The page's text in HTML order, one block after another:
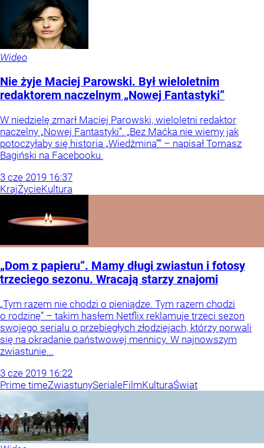
Wideo
Nie żyje Maciej Parowski. Był wieloletnim
redaktorem naczelnym „Nowej Fantastyki”
W niedzielę zmarł Maciej Parowski, wieloletni redaktor
naczelny „Nowej Fantastyki”. „Bez Maćka nie wiemy jak
potoczyłaby się historia „Wiedźmina”” – napisał Tomasz
Bagiński na Facebooku.
3 cze 2019 16:37
KrajŻycieKultura
„Dom z papieru”. Mamy długi zwiastun i fotosy
trzeciego sezonu. Wracają starzy znajomi
„Tym razem nie chodzi o pieniądze. Tym razem chodzi
o rodzinę” – takim hasłem Netflix reklamuje trzeci sezon
swojego serialu o przebiegłych złodziejach, którzy porwali
się na okradanie państwowej mennicy. W najnowszym
zwiastunie...
3 cze 2019 16:22
Prime timeZwiastunySerialeFilmKulturaŚwiat